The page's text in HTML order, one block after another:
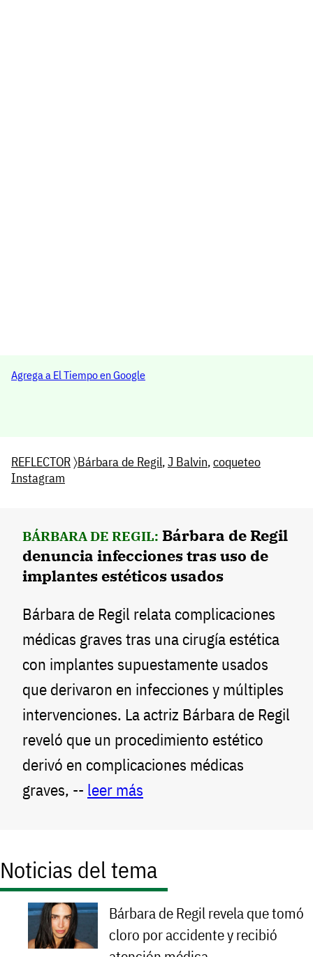
Agrega a El Tiempo en Google
REFLECTOR〉Bárbara de Regil,J Balvin,coqueteo
Instagram
BÁRBARA DE REGIL: Bárbara de Regil
denuncia infecciones tras uso de
implantes estéticos usados
Bárbara de Regil relata complicaciones
médicas graves tras una cirugía estética
con implantes supuestamente usados
que derivaron en infecciones y múltiples
intervenciones. La actriz Bárbara de Regil
reveló que un procedimiento estético
derivó en complicaciones médicas
graves, -- leer más
Noticias del tema
Bárbara de Regil revela que tomó
cloro por accidente y recibió